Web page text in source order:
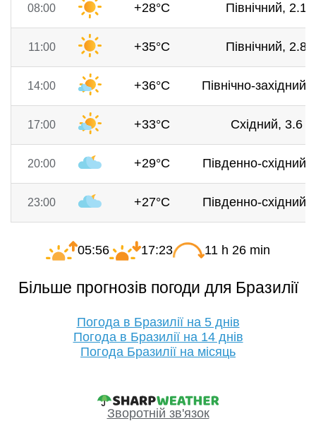
08:00 +28°C Північний, 2.1
11:00 +35°C Північний, 2.8
14:00 +36°C Північно-
17:00 +33°C Східний, 3.6
20:00 +29°C Південно-східний,
23:00 +27°C Південно-східний,
05:56 17:23 11 h 26 min
Більше прогнозів погоди для Бразилії
Погода в Бразилії на 5 днів
Погода в Бразилії на 14 днів
Погода Бразилії на місяць
Зворотній зв'язок